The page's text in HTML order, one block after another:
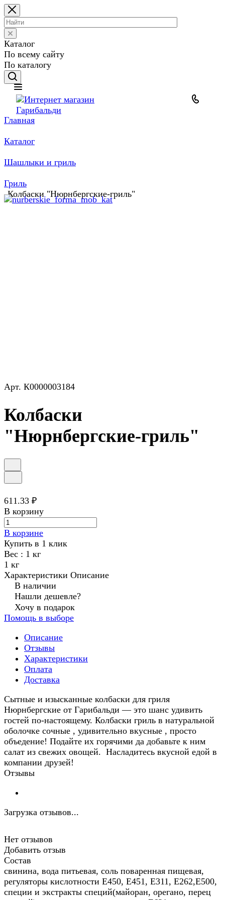
Каталог
По всему сайту
По каталогу
Главная
Каталог
Шашлыки и гриль
Гриль
Колбаски "Нюрнбергские-гриль"
Арт. К0000003184
Колбаски
"Нюрнбергские-гриль"
611.33 ₽
В корзину
В корзине
Купить в 1 клик
Вес : 1 кг
1 кг
Характеристики Описание
В наличии
Нашли дешевле?
Хочу в подарок
Помощь в выборе
Описание
Отзывы
Характеристики
Оплата
Доставка
Сытные и изысканные колбаски для гриля
Нюрнбергские от Гарибальди — это шанс удивить
гостей по-настоящему. Колбаски гриль в натуральной
оболочке сочные , удивительно вкусные , просто
объедение! Подайте их горячими да добавьте к ним
салат из свежих овощей. Насладитесь вкусной едой в
компании друзей!
Отзывы
Загрузка отзывов...
Нет отзывов
Добавить отзыв
Состав
свинина, вода питьевая, соль поваренная пищевая,
регуляторы кислотности Е450, Е451, Е311, Е262,Е500,
специи и экстракты специй(майоран, орегано, перец